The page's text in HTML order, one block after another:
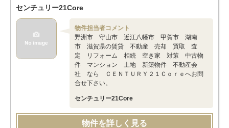
センチュリー21Core
物件担当者コメント
野洲市 守山市 近江八幡市 甲賀市 湖南
市 滋賀県の賃貸 不動産 売却 買取 査
定 リフォーム 相続 空き家 対策 中古物
件 マンション 土地 新築物件 不動産会
社 なら ＣＥＮＴＵＲＹ２１Ｃｏｒｅへお問
合せ下さい。
センチュリー21Core
物件を詳しく見る